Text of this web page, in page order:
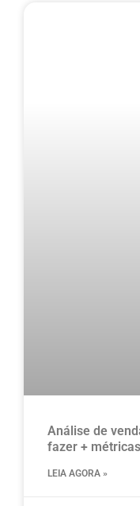
Análise de
fazer + métricas
LEIA AGORA »